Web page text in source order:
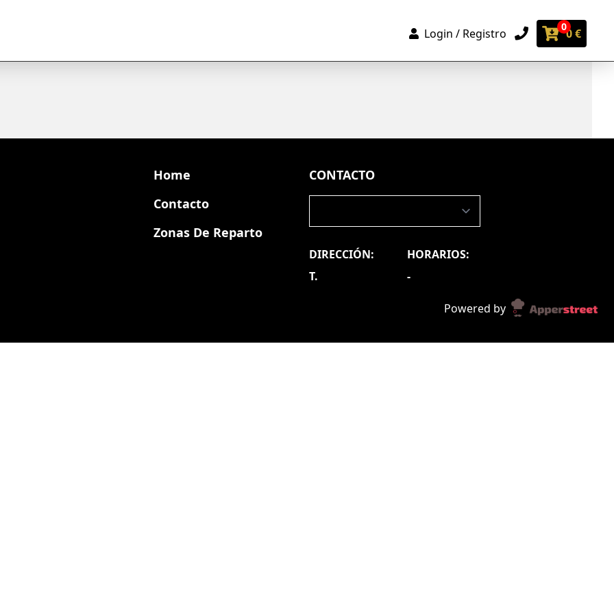
Login / Registro 00 €
Categorías
Home
Contacto
Zonas De Reparto
CONTACTO
DIRECCIÓN:
T.
HORARIOS:
-
Powered by